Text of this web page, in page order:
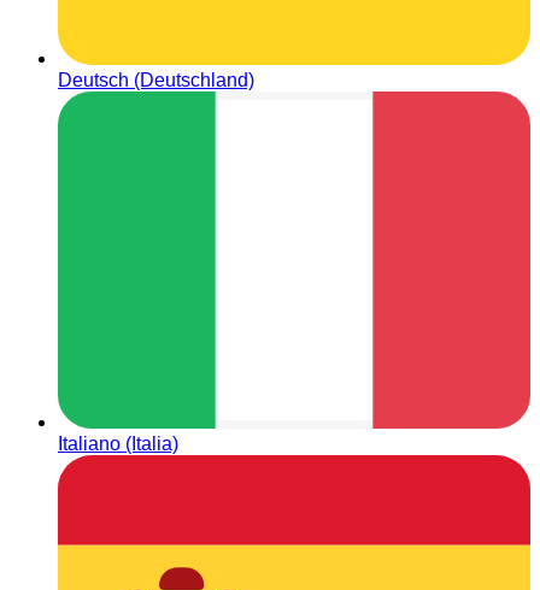
Deutsch (Deutschland)
Italiano (Italia)